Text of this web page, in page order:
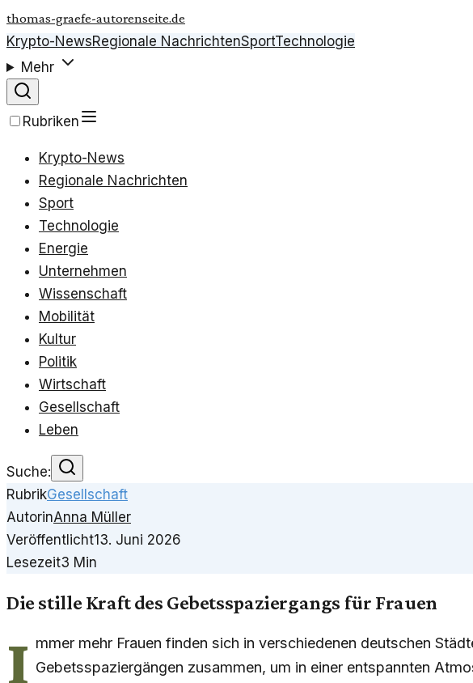
thomas-graefe-autorenseite.de
Krypto-NewsRegionale NachrichtenSportTechnologie
Mehr
Rubriken
Krypto-News
Regionale Nachrichten
Sport
Technologie
Energie
Unternehmen
Wissenschaft
Mobilität
Kultur
Politik
Wirtschaft
Gesellschaft
Leben
Suche:
RubrikGesellschaft
AutorinAnna Müller
Veröffentlicht13. Juni 2026
Lesezeit3 Min
Die stille Kraft des Gebetsspaziergangs für Frauen
I mmer mehr Frauen finden sich in verschiedenen deutschen
Gebetsspaziergängen zusammen, um in einer entspannten